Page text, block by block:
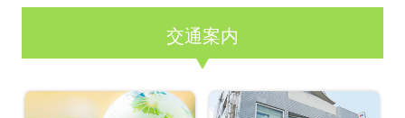
交通案内